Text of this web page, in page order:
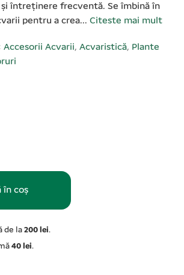
întreținere frecventă. Se îmbină în
pentru a crea... Citeste mai mult
Accesorii Acvarii, Acvaristică, Plante
în coș
de la 200 lei.
40 lei.